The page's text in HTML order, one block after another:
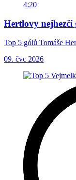
4:20
Hertlovy nejhezčí
Top 5 gólů Tomáše
09. čvc 2026